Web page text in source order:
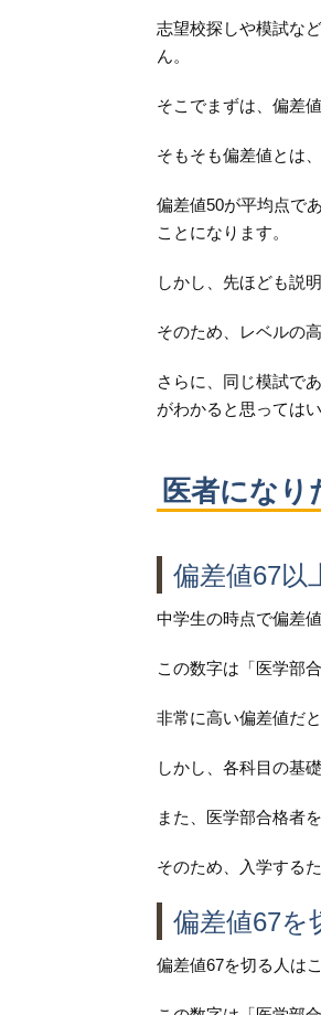
志望校探しや模試な
ん。
そこでまずは、偏差
そもそも偏差値とは
偏差値50が平均点で
ことになります。
しかし、先ほども説
そのため、レベルの
さらに、同じ模試で
がわかると思ってはい
医者になり
偏差値67
中学生の時点で偏差
この数字は「医学部
非常に高い偏差値だ
しかし、各科目の基
また、医学部合格者
そのため、入学する
偏差値67を
偏差値67を切る人は